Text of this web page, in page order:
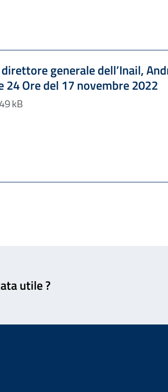
generale dell’Inail,
24 Ore del 17 novembre 2022
Formato PDF — Dimensione 554.49 kB
Formato PDF — 554.49 kB
utile ?